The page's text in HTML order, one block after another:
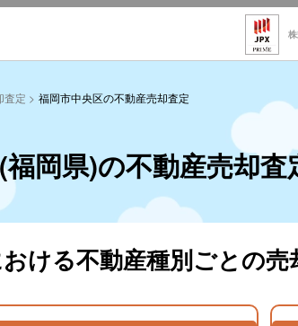
査定 福岡市中央区の不動産売却査定
岡県)の不動産売却査
ける不動産種別ごとの売